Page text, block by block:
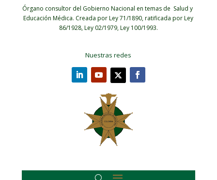
Órgano consultor del Gobierno Nacional en temas de Salud y
Educación Médica. Creada por Ley 71/1890, ratificada por Ley
86/1928, Ley 02/1979, Ley 100/1993.
Nuestras redes